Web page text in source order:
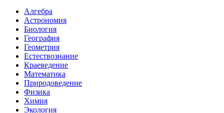
Алгебра
Астрономия
Биология
География
Геометрия
Естествознание
Краеведение
Математика
Природоведение
Физика
Химия
Экология